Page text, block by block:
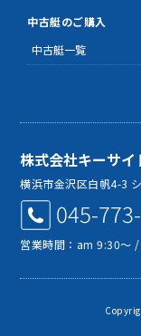
中古艇のご購入
中古艇一覧
株式会社キーサイ
横浜市金沢区白帆4-3
045-
営業時間：am 9:30～